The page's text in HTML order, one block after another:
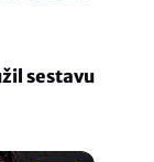
sestavu